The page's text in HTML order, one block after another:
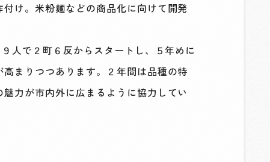
け。米粉麺などの商品化に向けて開発
人で２町６反からスタートし、５年めに
まりつつあります。２年間は品種の特
力が市内外に広まるように協力してい